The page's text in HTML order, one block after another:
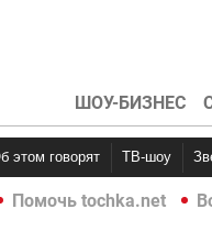
ШОУ-БИЗНЕС
Об этом говорят ТВ-шоу
Помочь tochka.net